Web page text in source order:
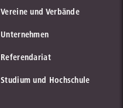
Vereine und Verbände
Unternehmen
Referendariat
Studium und Hochschule